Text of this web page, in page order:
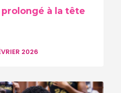
à la tête
2026